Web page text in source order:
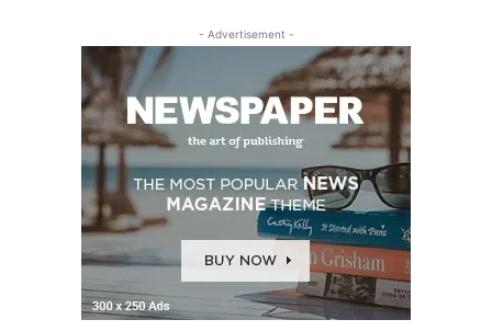
- Advertisement -